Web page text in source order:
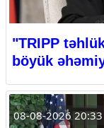
"TRIPP
böyük
08-08-2026 20:33